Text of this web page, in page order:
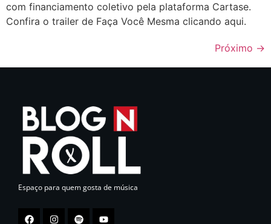
com financiamento coletivo pela plataforma Cartase.
Confira o trailer de Faça Você Mesma clicando aqui.
Próximo →
Espaço para quem gosta de música